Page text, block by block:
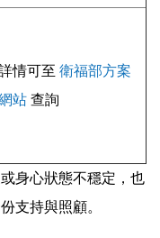
情可至 衛福部方案
站 查詢
身心狀態不穩定，也
支持與照顧。